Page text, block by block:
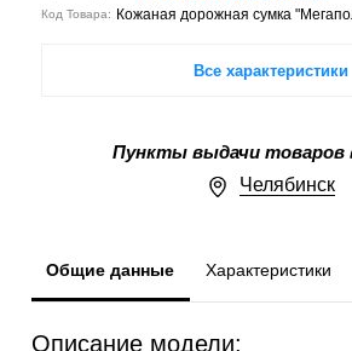
Код Товара: Кожаная дорожная сумка
Все характеристики
Пункты выдачи товаров
Челябинск
Общие данные Характеристики
Описание модели: